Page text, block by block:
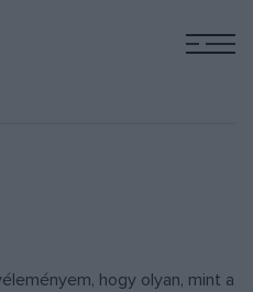
hogy olyan, mint a